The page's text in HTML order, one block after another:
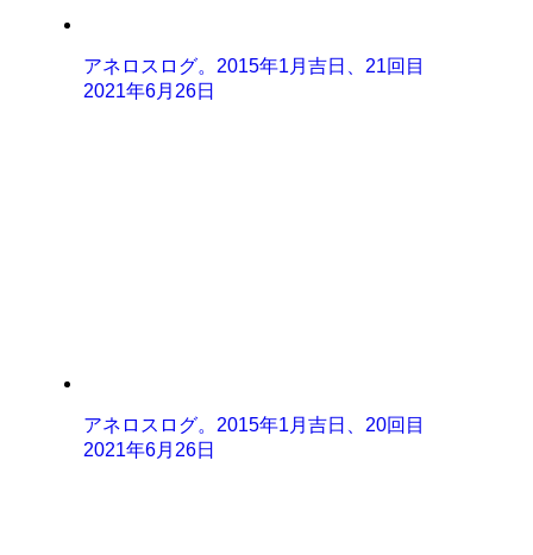
アネロスログ。2015年1月吉日、21回目
2021年6月26日
アネロスログ。2015年1月吉日、20回目
2021年6月26日